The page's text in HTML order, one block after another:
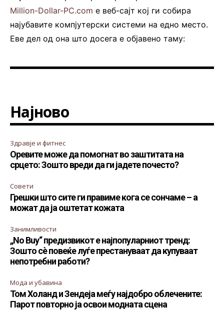
Million-Dollar-PC.com е веб-сајт кој ги собира
најубавите компјутерски системи на едно место.
Еве дел од она што досега е објавено таму:
Најново
Здравје и фитнес
Оревите може да помогнат во заштитата на
срцето: Зошто вреди да ги јадете почесто?
Совети
Грешки што сите ги правиме кога се сончаме – а
можат да ја оштетат кожата
Занимливости
„No Buy“ предизвикот е најпопуларниот тренд:
Зошто сè повеќе луѓе престануваат да купуваат
непотребни работи?
Мода и убавина
Том Холанд и Зендеја меѓу најдобро облечените:
Парот повторно ја освои модната сцена